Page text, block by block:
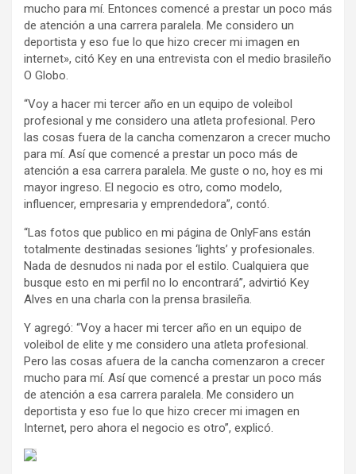
mucho para mí. Entonces comencé a prestar un poco más
de atención a una carrera paralela. Me considero un
deportista y eso fue lo que hizo crecer mi imagen en
internet», citó Key en una entrevista con el medio brasileño
O Globo.
“Voy a hacer mi tercer año en un equipo de voleibol
profesional y me considero una atleta profesional. Pero
las cosas fuera de la cancha comenzaron a crecer mucho
para mí. Así que comencé a prestar un poco más de
atención a esa carrera paralela. Me guste o no, hoy es mi
mayor ingreso. El negocio es otro, como modelo,
influencer, empresaria y emprendedora”, contó.
“Las fotos que publico en mi página de OnlyFans están
totalmente destinadas sesiones ‘lights’ y profesionales.
Nada de desnudos ni nada por el estilo. Cualquiera que
busque esto en mi perfil no lo encontrará”, advirtió Key
Alves en una charla con la prensa brasileña.
Y agregó: “Voy a hacer mi tercer año en un equipo de
voleibol de elite y me considero una atleta profesional.
Pero las cosas afuera de la cancha comenzaron a crecer
mucho para mí. Así que comencé a prestar un poco más
de atención a esa carrera paralela. Me considero un
deportista y eso fue lo que hizo crecer mi imagen en
Internet, pero ahora el negocio es otro”, explicó.